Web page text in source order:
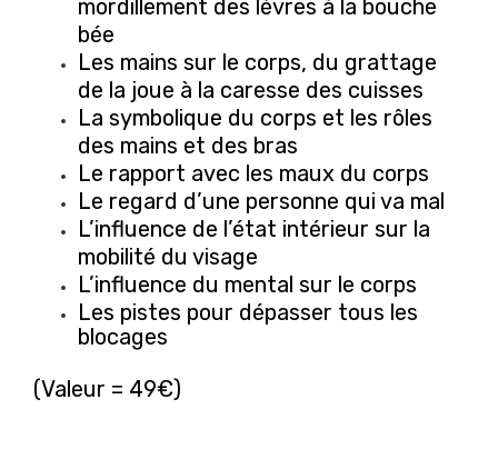
mordillement des lèvres à la bouche
bée
Les mains sur le corps, du grattage
de la joue à la caresse des cuisses
La symbolique du corps et les rôles
des mains et des bras
Le rapport avec les maux du corps
Le regard d’une personne qui va mal
L’influence de l’état intérieur sur la
mobilité du visage
L’influence du mental sur le corps
Les pistes pour dépasser tous les
blocages
(Valeur = 49€)